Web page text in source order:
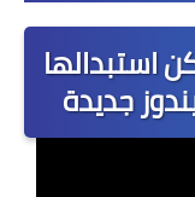
استبدالها
جديدة